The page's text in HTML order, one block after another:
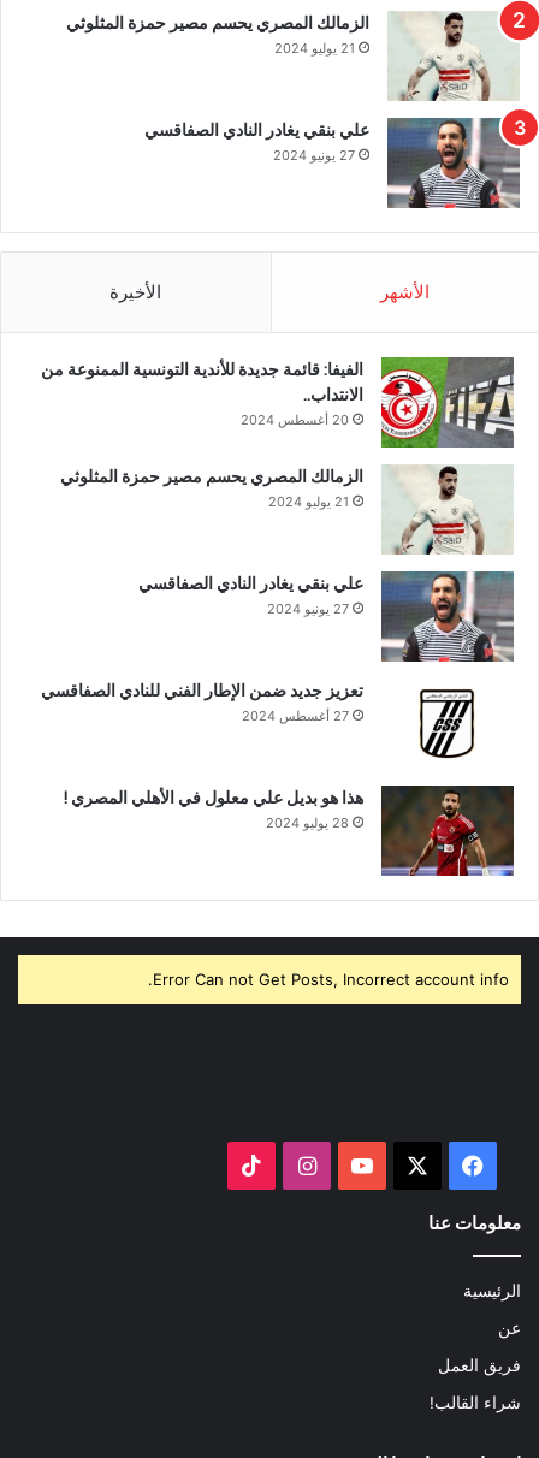
الزمالك المصري يحسم مصير حمزة المثلوثي
21 يوليو 2024
علي بنقي يغادر النادي الصفاقسي
27 يونيو 2024
الأشهر الأخيرة
الفيفا: قائمة جديدة للأندية التونسية الممنوعة من
الانتداب..
20 أغسطس 2024
الزمالك المصري يحسم مصير حمزة المثلوثي
21 يوليو 2024
علي بنقي يغادر النادي الصفاقسي
27 يونيو 2024
تعزيز جديد ضمن الإطار الفني للنادي الصفاقسي
27 أغسطس 2024
هذا هو بديل علي معلول في الأهلي المصري !
28 يوليو 2024
Error Can not Get Posts, Incorrect account info.
فيسبوك ‫YouTubeانستقرام
معلومات عنا
الرئيسية
عن
فريق العمل
شراء القالب!